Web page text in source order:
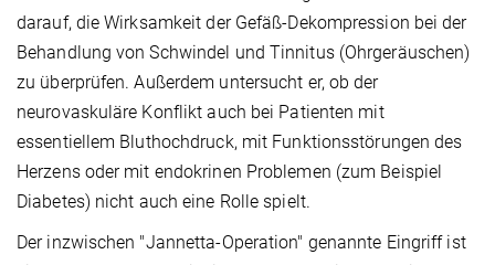
darauf, die Wirksamkeit der Gefäß-Dekompression bei der
Behandlung von Schwindel und Tinnitus (Ohrgeräuschen)
zu überprüfen. Außerdem untersucht er, ob der
neurovaskuläre Konflikt auch bei Patienten mit
essentiellem Bluthochdruck, mit Funktionsstörungen des
Herzens oder mit endokrinen Problemen (zum Beispiel
Diabetes) nicht auch eine Rolle spielt.
Der inzwischen "Jannetta-Operation" genannte Eingriff ist